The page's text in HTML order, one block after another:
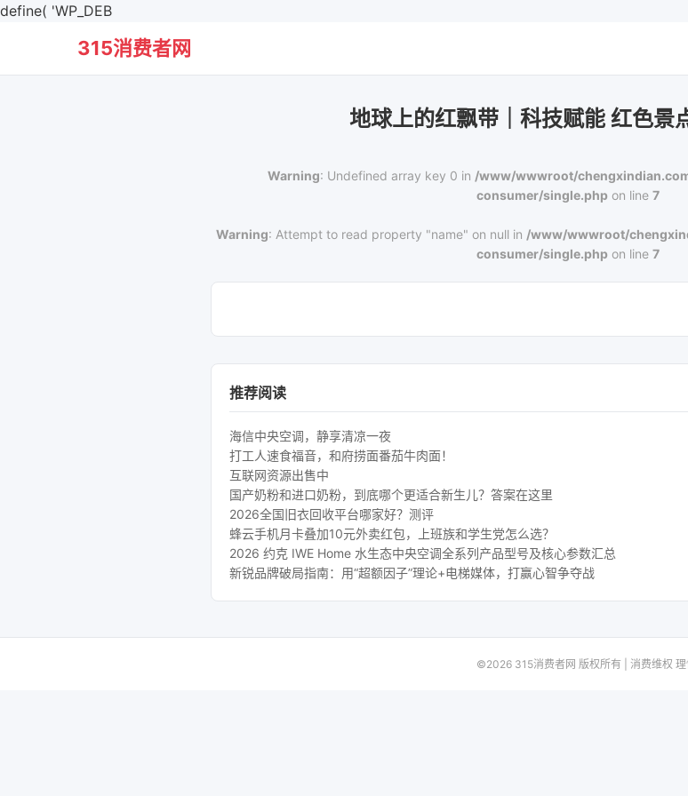
define( 'WP_DEB
315消费者网
地球上的红飘带｜科技赋能 红色景
Warning: Undefined array key 0 in /www/wwwroot/
consumer/single.php on line7
Warning: Attempt to read property "name" on null in /www/wwwroot/
consumer/single.php on line7
推荐阅读
海信中央空调，静享清凉一夜
打工人速食福音，和府捞面番茄牛肉面！
互联网资源出售中
国产奶粉和进口奶粉，到底哪个更适合新生儿？答案在这里
2026全国旧衣回收平台哪家好？测评
蜂云手机月卡叠加10元外卖红包，上班族和学生党怎么选？
2026 约克 IWE Home 水生态中央空调全系列产品型号及核心参数汇总
新锐品牌破局指南：用“超额因子”理论+电梯媒体，打赢心智争夺战
©2026 315消费者网 版权所有 | 消费维权 理